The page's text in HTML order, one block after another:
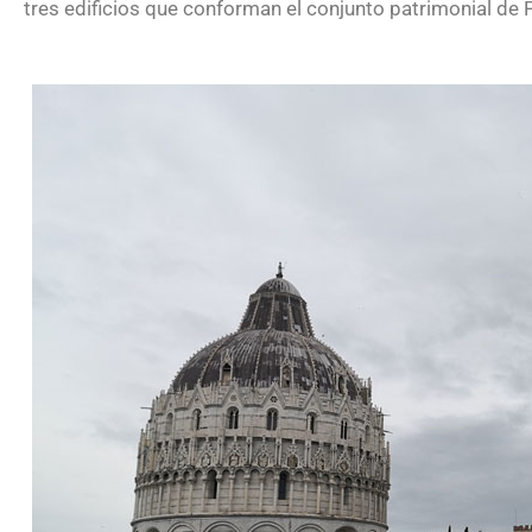
tres edificios que conforman el conjunto patrimonial de